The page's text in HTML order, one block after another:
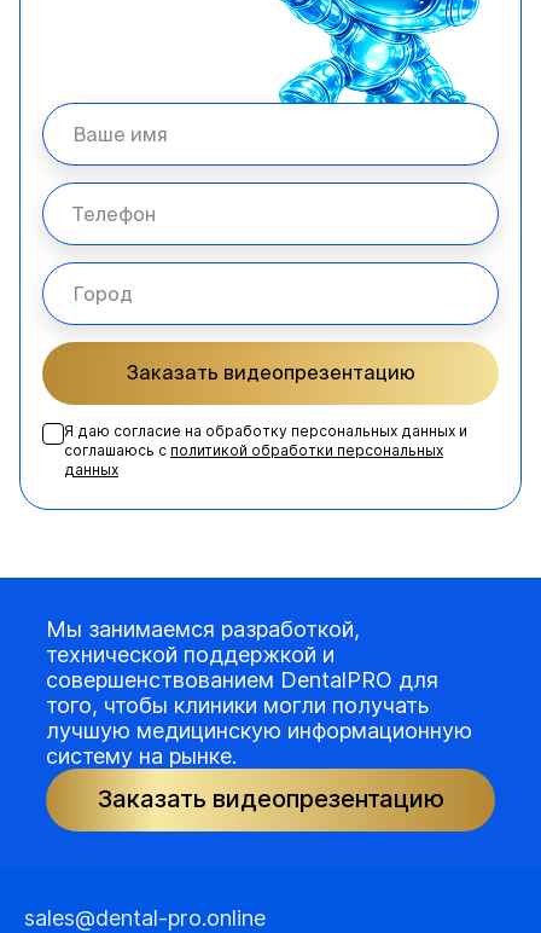
Заказать видеопрезентацию
Я даю согласие на обработку персональных данных и
соглашаюсь с политикой обработки персональных
данных
Мы занимаемся разработкой,
технической поддержкой и
совершенствованием DentalPRO для
того, чтобы клиники могли получать
лучшую медицинскую информационную
систему на рынке.
Заказать видеопрезентацию
sales@dental-pro.online